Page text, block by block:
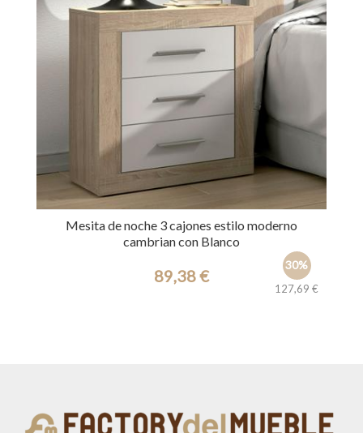
Mesita de noche 3 cajones estilo moderno
cambrian con Blanco
30%
127,69 €
89,38 €